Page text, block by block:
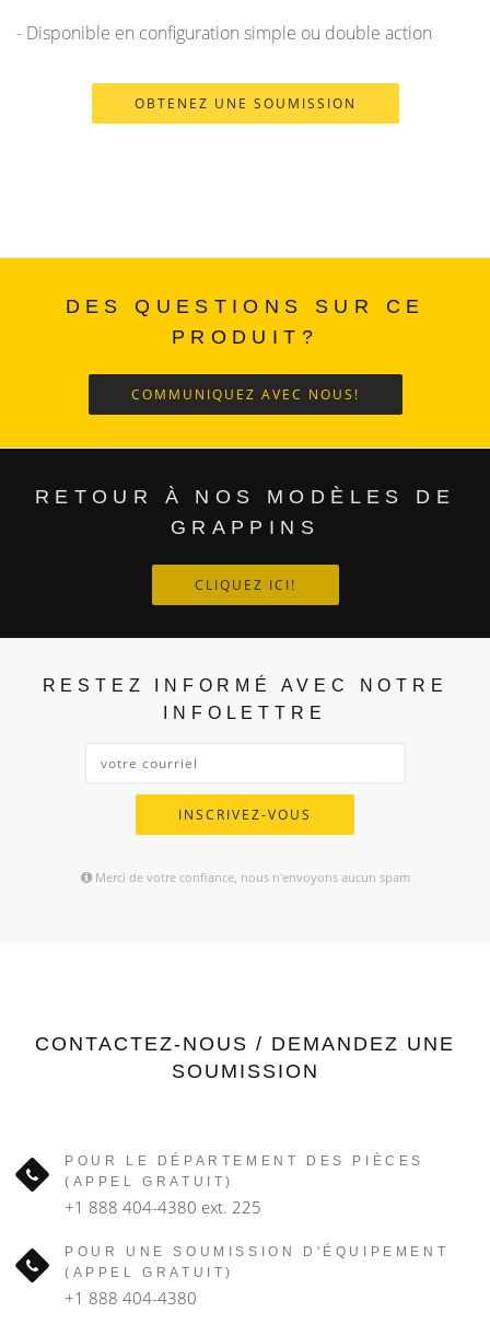
- Disponible en configuration simple ou double action
OBTENEZ UNE SOUMISSION
DES QUESTIONS SUR CE
PRODUIT?
COMMUNIQUEZ AVEC NOUS!
RETOUR À NOS MODÈLES DE
GRAPPINS
CLIQUEZ ICI!
RESTEZ INFORMÉ AVEC NOTRE
INFOLETTRE
INSCRIVEZ-VOUS
Merci de votre confiance, nous n'envoyons aucun spam
CONTACTEZ-NOUS / DEMANDEZ UNE
SOUMISSION
POUR LE DÉPARTEMENT DES PIÈCES
(APPEL GRATUIT)
+1 888 404-4380 ext. 225
POUR UNE SOUMISSION D'ÉQUIPEMENT
(APPEL GRATUIT)
+1 888 404-4380